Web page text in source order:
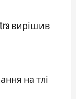
вирішив
на тлі